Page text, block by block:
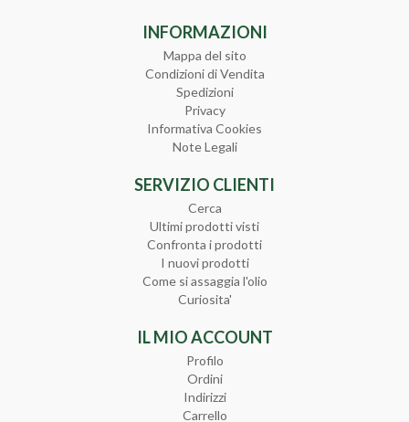
INFORMAZIONI
Mappa del sito
Condizioni di Vendita
Spedizioni
Privacy
Informativa Cookies
Note Legali
SERVIZIO CLIENTI
Cerca
Ultimi prodotti visti
Confronta i prodotti
I nuovi prodotti
Come si assaggia l'olio
Curiosita'
IL MIO ACCOUNT
Profilo
Ordini
Indirizzi
Carrello